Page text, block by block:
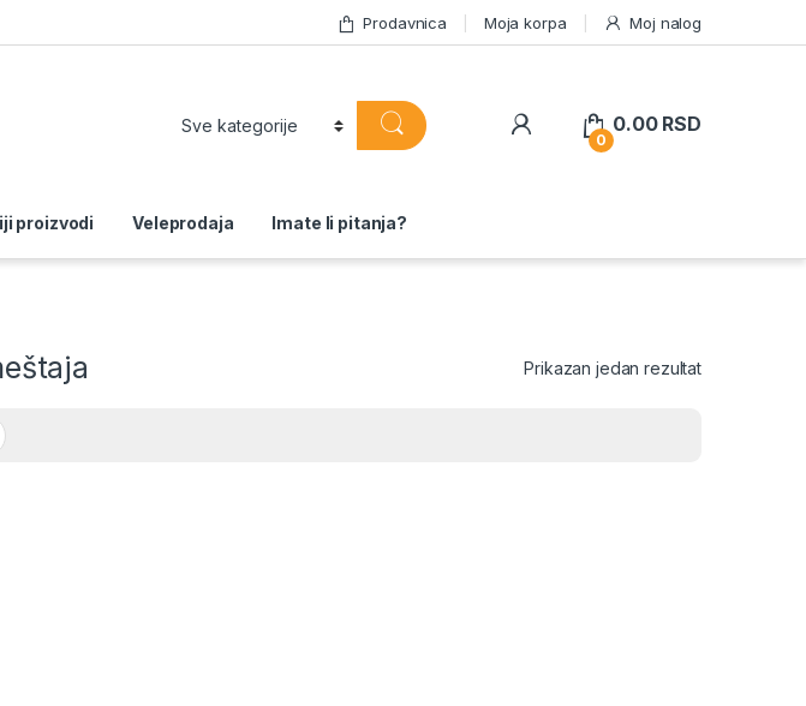
Prodavnica Moja korpa Moj nalog
0
0.00 RSD
proizvodi Veleprodaja Imate li pitanja?
Prikazan jedan rezultat